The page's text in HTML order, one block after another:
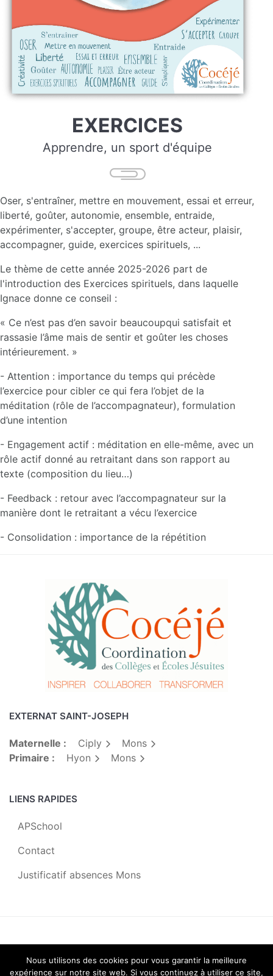
EXERCICES
Apprendre, un sport d'équipe
Oser, s'entraîner, mettre en mouvement, essai et erreur,
liberté, goûter, autonomie, ensemble, entraide,
expérimenter, s'accepter, groupe, être acteur, plaisir,
accompagner, guide, exercices spirituels, ...
Le thème de cette année 2025-2026 part de
l'introduction des Exercices spirituels, dans laquelle
Ignace donne ce conseil :
« Ce n’est pas d’en savoir beaucoupqui satisfait et
rassasie l’âme mais de sentir et goûter les choses
intérieurement. »
- Attention : importance du temps qui précède
l’exercice pour cibler ce qui fera l’objet de la
méditation (rôle de l’accompagnateur), formulation
d’une intention
- Engagement actif : méditation en elle-même, avec un
rôle actif donné au retraitant dans son rapport au
texte (composition du lieu…)
- Feedback : retour avec l’accompagnateur sur la
manière dont le retraitant a vécu l’exercice
- Consolidation : importance de la répétition
EXTERNAT SAINT-JOSEPH
Maternelle : Ciply
Mons
Primaire :
Hyon Mons
LIENS RAPIDES
APSchool
Contact
Justificatif absences Mons
Centre Scolaire Saint-Joseph |2019
Nous utilisons des cookies pour vous garantir la meilleure
expérience sur notre site web. Si vous continuez à utiliser ce site,